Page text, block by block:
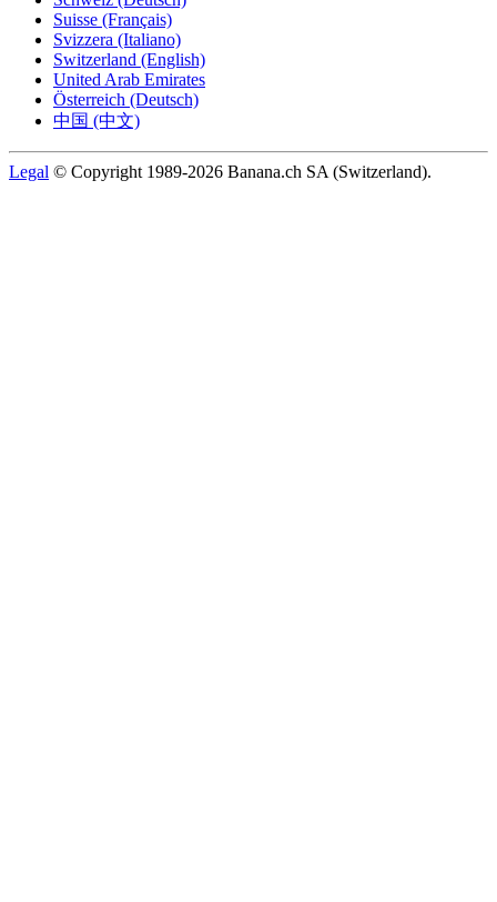
Suisse (Français)
Svizzera (Italiano)
Switzerland (English)
United Arab Emirates
Österreich (Deutsch)
中国 (中文)
Legal © Copyright 1989-2026 Banana.ch SA (Switzerland).